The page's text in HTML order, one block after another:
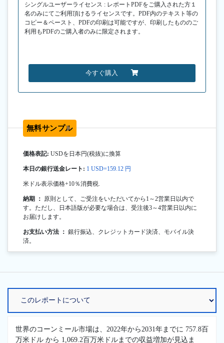
シングルユーザーライセンス : レポートPDFをご購入された方１
名のみにてご利用頂けるライセンスです。PDF内のテキスト等の
コピー＆ペースト、PDFの印刷は可能ですが、印刷したもののご
利用もPDFのご購入者のみに限定されます。
今すぐ購入
無料サンプル
価格表記: USDを日本円(税抜)に換算
本日の銀行送金レート: 1 USD=159.12 円
米ドル表示価格+10％消費税.
納期 ： 原則として、ご受注をいただいてから1～2営業日以内で
す。ただし、日本語版が必要な場合は、受注後3～4営業日以内に
お届けします。
お支払い方法 ： 銀行振込、クレジットカード決済、モバイル決
済。
世界のコーンミール市場は、2022年から2031年までに 757.8百
万米ドル から 1,069.2百万米ドルまでの収益増加が見込ま